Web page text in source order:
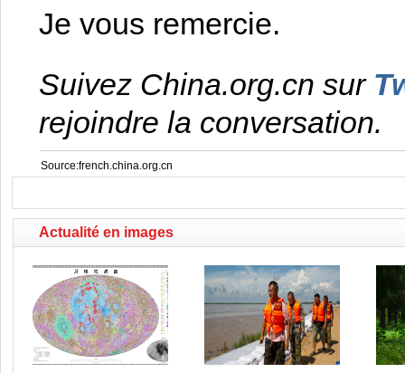
Je vous remercie.
Suivez China.org.cn sur
rejoindre la conversation.
Source:french.china.org.cn